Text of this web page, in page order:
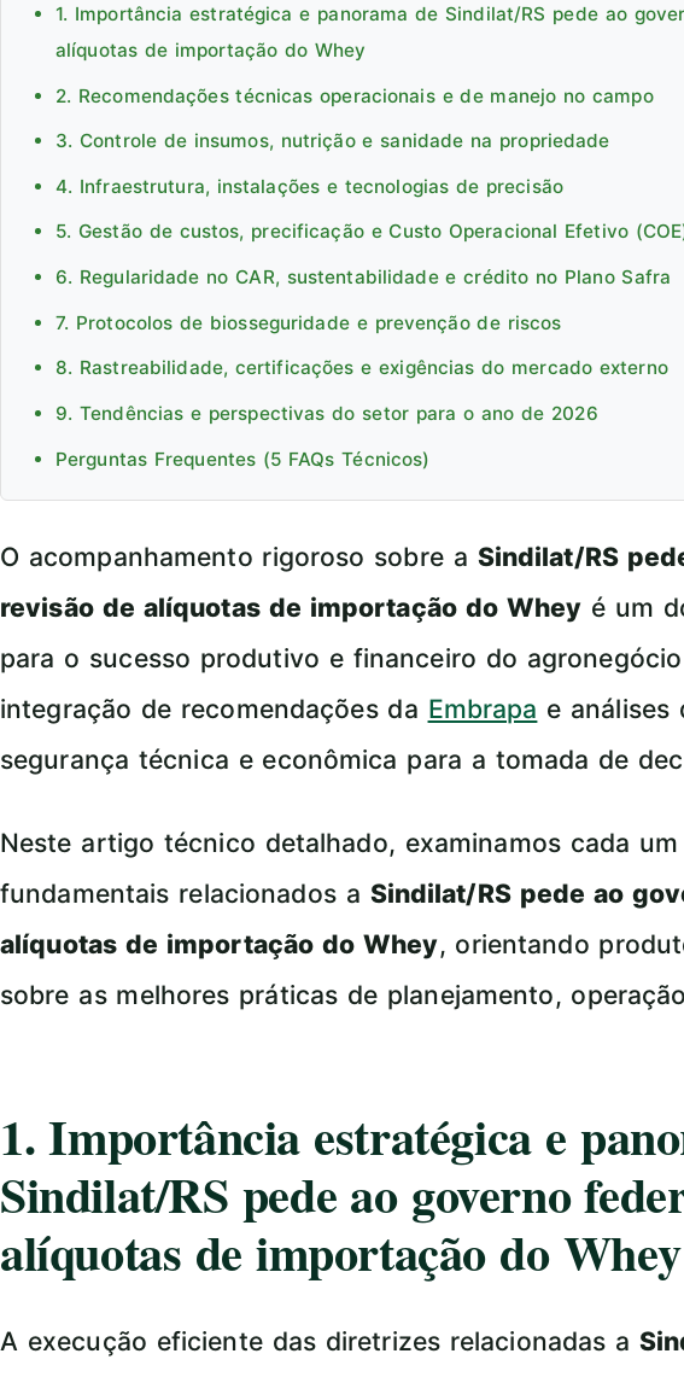
1. Importância estratégica e panorama de Sindilat/RS pede ao
alíquotas de importação do Whey
2. Recomendações técnicas operacionais e de manejo no campo
3. Controle de insumos, nutrição e sanidade na propriedade
4. Infraestrutura, instalações e tecnologias de precisão
5. Gestão de custos, precificação e Custo Operacional Efetivo
6. Regularidade no CAR, sustentabilidade e crédito no Plano Safra
7. Protocolos de biosseguridade e prevenção de riscos
8. Rastreabilidade, certificações e exigências do mercado externo
9. Tendências e perspectivas do setor para o ano de 2026
Perguntas Frequentes (5 FAQs Técnicos)
O acompanhamento rigoroso sobre a Sindilat/RS
revisão de alíquotas de importação do Whey é um
para o sucesso produtivo e financeiro do
integração de recomendações da Embrapa e análises
segurança técnica e econômica para a tomada de
Neste artigo técnico detalhado, examinamos cada
fundamentais relacionados a Sindilat/RS pede ao
alíquotas de importação do Whey, orientando
sobre as melhores práticas de planejamento,
1. Importância estratégica e
Sindilat/RS pede ao governo
alíquotas de importação do Whey
A execução eficiente das diretrizes relacionadas a